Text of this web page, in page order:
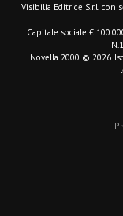
Visibilia Editrice S.r.l. con
Capitale sociale €
Novella 2000 © 2026.